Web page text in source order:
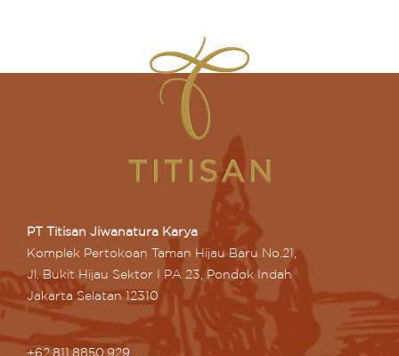
PT Titisan Jiwanatura Karya
Komplek Pertokoan Taman Hijau Baru No.21,
Jl. Bukit Hijau Sektor I PA 23, Pondok Indah
Jakarta Selatan 12310
+62.811.8850.929